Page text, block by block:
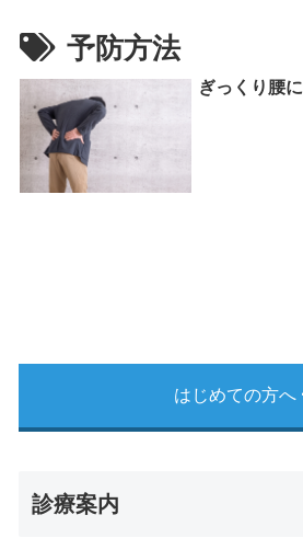
予防方法
ぎっくり腰
はじめての方へ
診療案内